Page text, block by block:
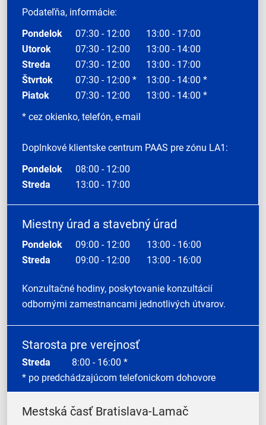
Podateľňa, informácie:
Pondelok
07:30 - 12:00
13:00 - 17:00
Utorok
07:30 - 12:00
13:00 - 14:00
Streda
07:30 - 12:00
13:00 - 17:00
Štvrtok
07:30 - 12:00 *
13:00 - 14:00 *
Piatok
07:30 - 12:00
13:00 - 14:00 *
* cez okienko, telefón, e-mail
Doplnkové klientske centrum PAAS pre zónu LA1:
Pondelok
08:00 - 12:00
Streda
13:00 - 17:00
Miestny úrad a stavebný úrad
Pondelok 09:00 - 12:00
13:00 - 16:00
Streda
09:00 - 12:00 13:00 - 16:00
Konzultačné hodiny, poskytovanie konzultácií
odbornými zamestnancami jednotlivých útvarov.
Starosta pre verejnosť
Streda 8:00 - 16:00 *
* po predchádzajúcom telefonickom dohovore
Mestská časť Bratislava-Lamač